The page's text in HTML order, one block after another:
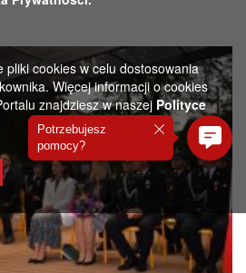
pliki cookies w celu dostosowania
Więcej informacji o cookies
znajdziesz w naszej Polityce
Potrzebujesz
pomocy?